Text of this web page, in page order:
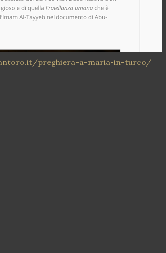
preghiera-a-maria-in-turco/